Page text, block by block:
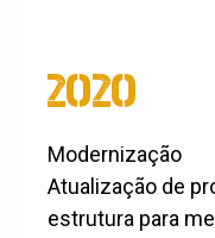
2020
Modernização
Atualização de
estrutura para